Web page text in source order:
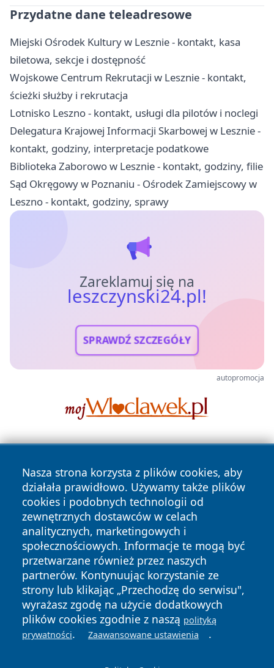
Przydatne dane teleadresowe
Miejski Ośrodek Kultury w Lesznie - kontakt, kasa
biletowa, sekcje i dostępność
Wojskowe Centrum Rekrutacji w Lesznie - kontakt,
ścieżki służby i rekrutacja
Lotnisko Leszno - kontakt, usługi dla pilotów i noclegi
Delegatura Krajowej Informacji Skarbowej w Lesznie -
kontakt, godziny, interpretacje podatkowe
Biblioteka Zaborowo w Lesznie - kontakt, godziny, filie
Sąd Okręgowy w Poznaniu - Ośrodek Zamiejscowy w
Leszno - kontakt, godziny, sprawy
Zareklamuj się na
leszczynski24.pl!
SPRAWDŹ SZCZEGÓŁY
autopromocja
Nasza strona korzysta z plików cookies, aby
działała prawidłowo. Używamy także plików
cookies i podobnych technologii od
zewnętrznych dostawców w celach
analitycznych, marketingowych i
społecznościowych. Informacje te mogą być
przetwarzane również przez naszych
partnerów. Kontynuując korzystanie ze
strony lub klikając „Przechodzę do serwisu",
wyrażasz zgodę na użycie dodatkowych
plików cookies zgodnie z naszą polityką
prywatności. Zaawansowane ustawienia .
Copyright © 2026 leszczynski24.pl Wszystkie prawa
zastrzeżone.
News Autorzy
Polityka
Prywatności
Polityka
Cookies